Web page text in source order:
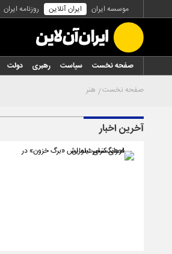
موسسه ایران ایران آنلاین روزنامه ایران
صفحه نخست سیاست رهبری دولت
صفحه نخست هنر
آخرین اخبار